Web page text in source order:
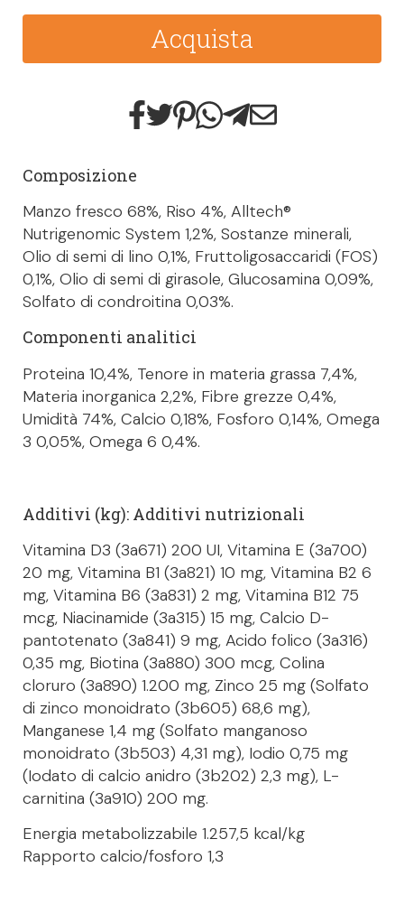
Acquista
Composizione
Manzo fresco 68%, Riso 4%, Alltech®
Nutrigenomic System 1,2%, Sostanze minerali,
Olio di semi di lino 0,1%, Fruttoligosaccaridi (FOS)
0,1%, Olio di semi di girasole, Glucosamina 0,09%,
Solfato di condroitina 0,03%.
Componenti analitici
Proteina 10,4%, Tenore in materia grassa 7,4%,
Materia inorganica 2,2%, Fibre grezze 0,4%,
Umidità 74%, Calcio 0,18%, Fosforo 0,14%, Omega
3 0,05%, Omega 6 0,4%.
Additivi (kg): Additivi nutrizionali
Vitamina D3 (3a671) 200 UI, Vitamina E (3a700)
20 mg, Vitamina B1 (3a821) 10 mg, Vitamina B2 6
mg, Vitamina B6 (3a831) 2 mg, Vitamina B12 75
mcg, Niacinamide (3a315) 15 mg, Calcio D-
pantotenato (3a841) 9 mg, Acido folico (3a316)
0,35 mg, Biotina (3a880) 300 mcg, Colina
cloruro (3a890) 1.200 mg, Zinco 25 mg (Solfato
di zinco monoidrato (3b605) 68,6 mg),
Manganese 1,4 mg (Solfato manganoso
monoidrato (3b503) 4,31 mg), Iodio 0,75 mg
(Iodato di calcio anidro (3b202) 2,3 mg), L-
carnitina (3a910) 200 mg.
Energia metabolizzabile 1.257,5 kcal/kg
Rapporto calcio/fosforo 1,3